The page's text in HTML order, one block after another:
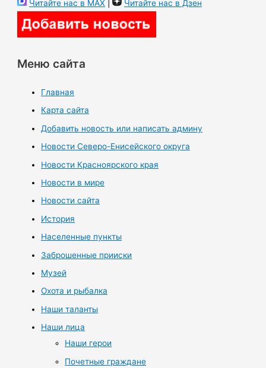
Читайте нас в MAX | Читайте нас в Дзен
Меню сайта
Главная
Карта сайта
Добавить новость или написать админу
Новости Северо-Енисейского округа
Новости Красноярского края
Новости в мире
Новости сайта
История
Населенные пункты
Заброшенные прииски
Музей
Охота и рыбалка
Наши таланты
Наши лица
Наши герои
Почетные граждане